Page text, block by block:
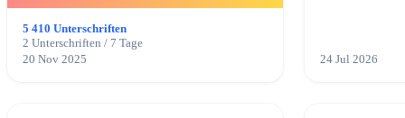
ENTSPRECHENDE VERFAHREN
EINZULEITEN.
5 410 Unterschriften
2 Unterschriften / 7 Tage
20 Nov 2025
24 Jul 2026